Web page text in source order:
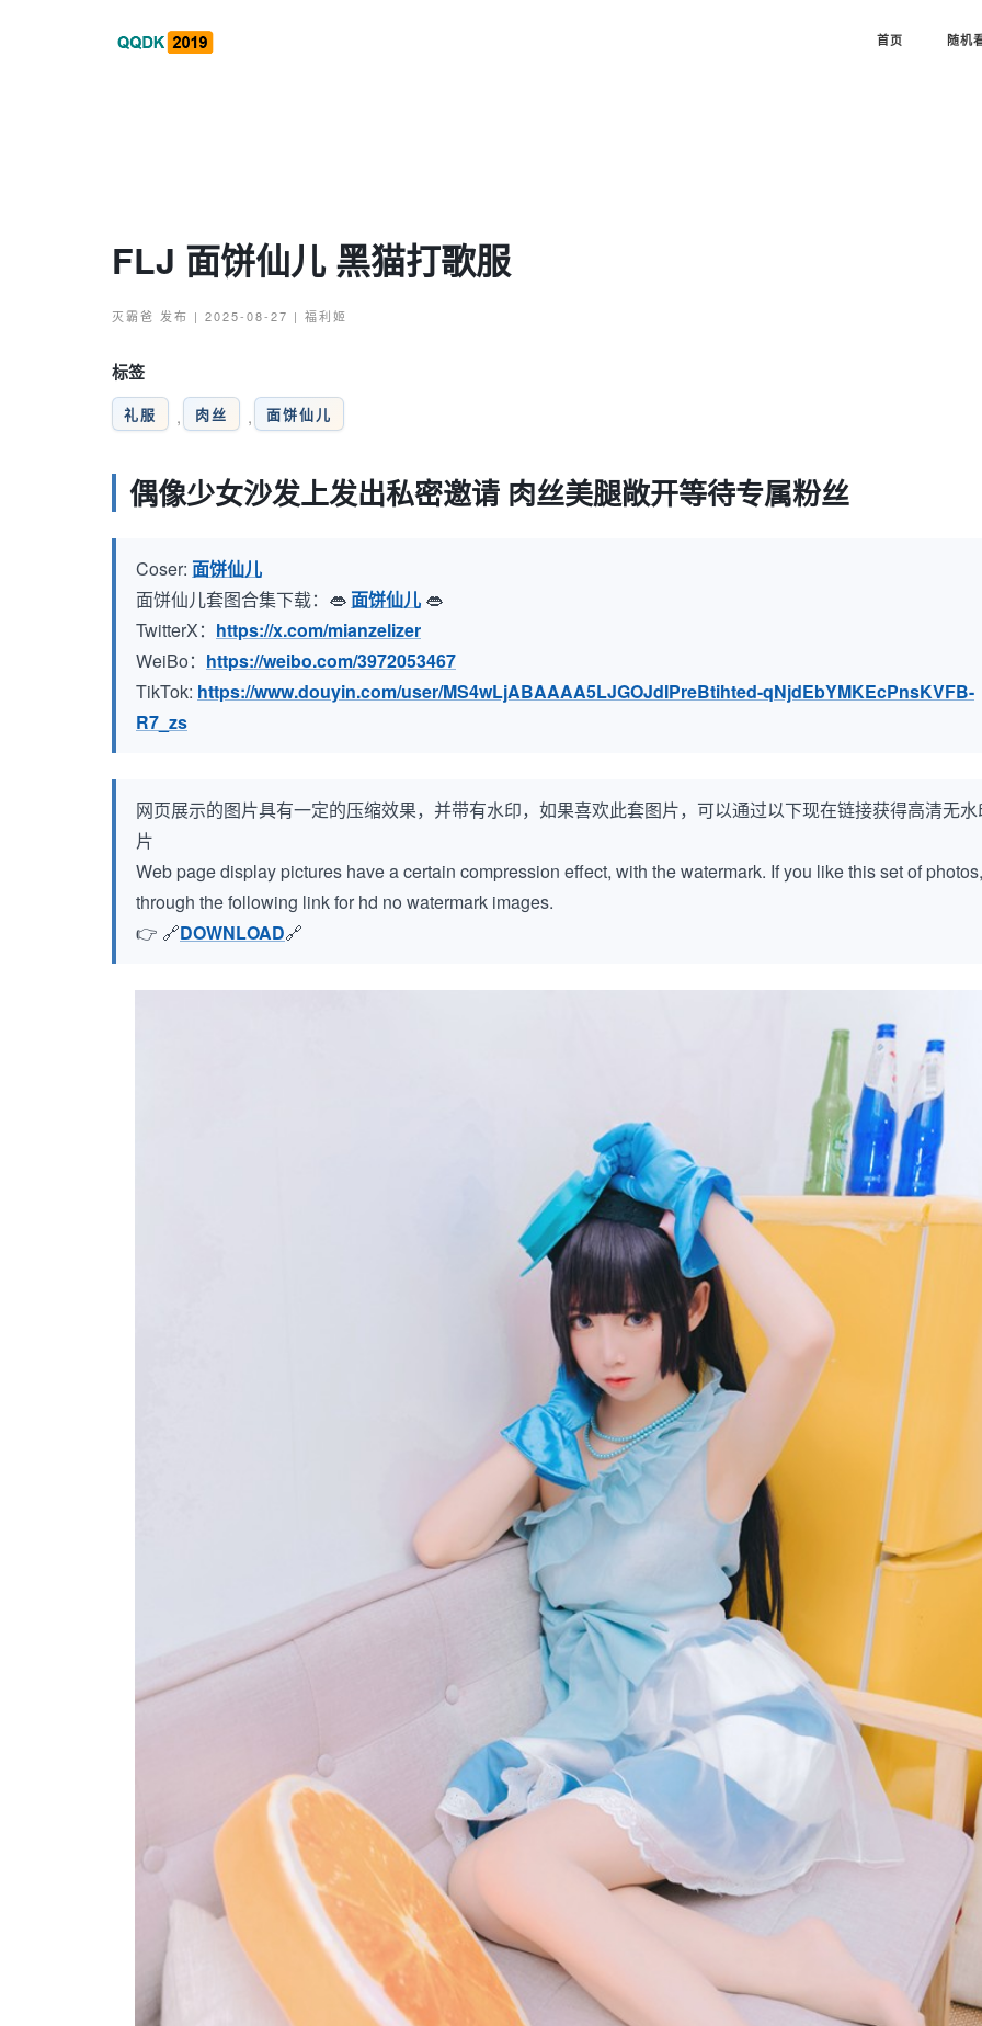
首页 随机
FLJ 面饼仙儿 黑猫打歌服
灭霸爸 发布 | 2025-08-27 | 福利姬
标签
礼服 , 肉丝 , 面饼仙儿
偶像少女沙发上发出私密邀请 肉丝美腿敞开等待专属粉丝
Coser: 面饼仙儿
面饼仙儿套图合集下载：👄 面饼仙儿 👄
TwitterX： https://x.com/mianzelizer
WeiBo： https://weibo.com/3972053467
TikTok: https://www.douyin.com/user/MS4wLjABAAAA5LJGOJdIPreBtihted-qNjdEbYMKEcPnsKVFB-
R7_zs
网页展示的图片具有一定的压缩效果，并带有水印，如果喜欢此套图片，可以通过以下现在链接获得高清无
片
Web page display pictures have a certain compression effect, with the watermark. If you like this set of
through the following link for hd no watermark images.
👉 🔗DOWNLOAD🔗